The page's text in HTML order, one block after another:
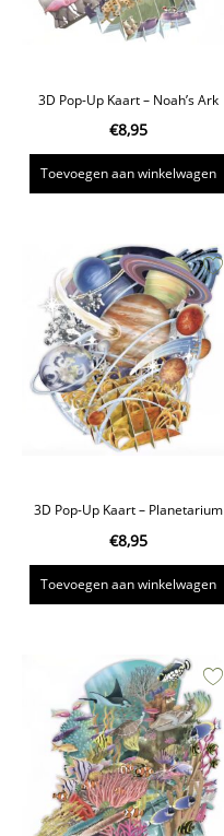
3D Pop-Up Kaart – Noah’s Ark
€8,95
Toevoegen aan winkelwagen
3D Pop-Up Kaart – Planetarium
€8,95
Toevoegen aan winkelwagen